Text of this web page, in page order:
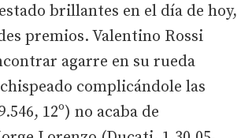
brillantes en el día de hoy,
premios. Valentino Rossi
agarre en su rueda
complicándole las
12º) no acaba de